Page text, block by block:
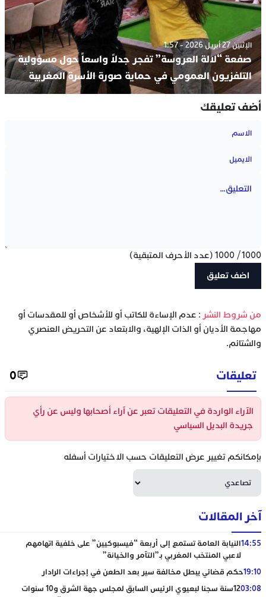
الإثنين 27 أبريل 2026 - 1:57
صفعة “لالة العروسة” تفجر جدلاً واسعاً حول مسؤولية
التلفزيون العمومي في حماية صورة الأسرة المغربية
أضف تعليقك
1000
/
1000 (عدد الأحرف المتبقية)
‫من شروط النشر : عدم الإساءة للكاتب أو للأشخاص أو للمقدسات أو
مهاجمة الأديان أو الذات الإلهية، والابتعاد عن التحريض العنصري
والشتائم.
تعليقات 0
الآراء الواردة في التعليقات تعبر عن آراء أصحابها وليس عن رأي
جريدة البديل السياسي
بإمكانكم تغيير عرض التعليقات حسب الاختيارات أسفله
آخر المقالات
14:55النيابة العامة تستمع إلى أربعة “فيسبوكيين” على خلفية اتهامهم
لاعبي المنتخب المغربي بـ”التآمر والخيانة”
19:10حكم قضائي يبطل مخالفة سير بعد الطعن في إجراءات الرادار
03:08
12سنة سجنا لبعيوي الرئيس السابق لمجلس جهة الشرق و10 سنوات